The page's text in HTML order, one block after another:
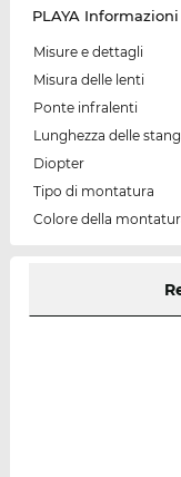
PLAYA
Misure e dettagli
Misura delle lenti
Ponte infralenti
Lunghezza delle
Diopter
Tipo di montatura
Colore della